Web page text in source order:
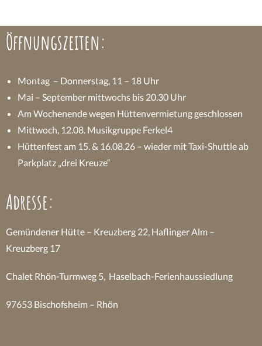
Öffnungszeiten:
Montag – Donnerstag, 11 – 18 Uhr
Mai – September mittwochs bis 20.30 Uhr
Am Wochenende wegen Hüttenvermietung geschlossen
Mittwoch, 12.08. Musikgruppe Ferkel4
Hüttenfest am 15. & 16.08.26 – wieder mit Taxi-Shuttle ab
Parkplatz „drei Kreuze“
Adresse:
Gemündener Hütte – Kreuzberg 22, Haflinger Alm –
Kreuzberg 17
Chalet Rhön-Turmweg 5, Haselbach-Ferienhaussiedlung
97653 Bischofsheim – Rhön